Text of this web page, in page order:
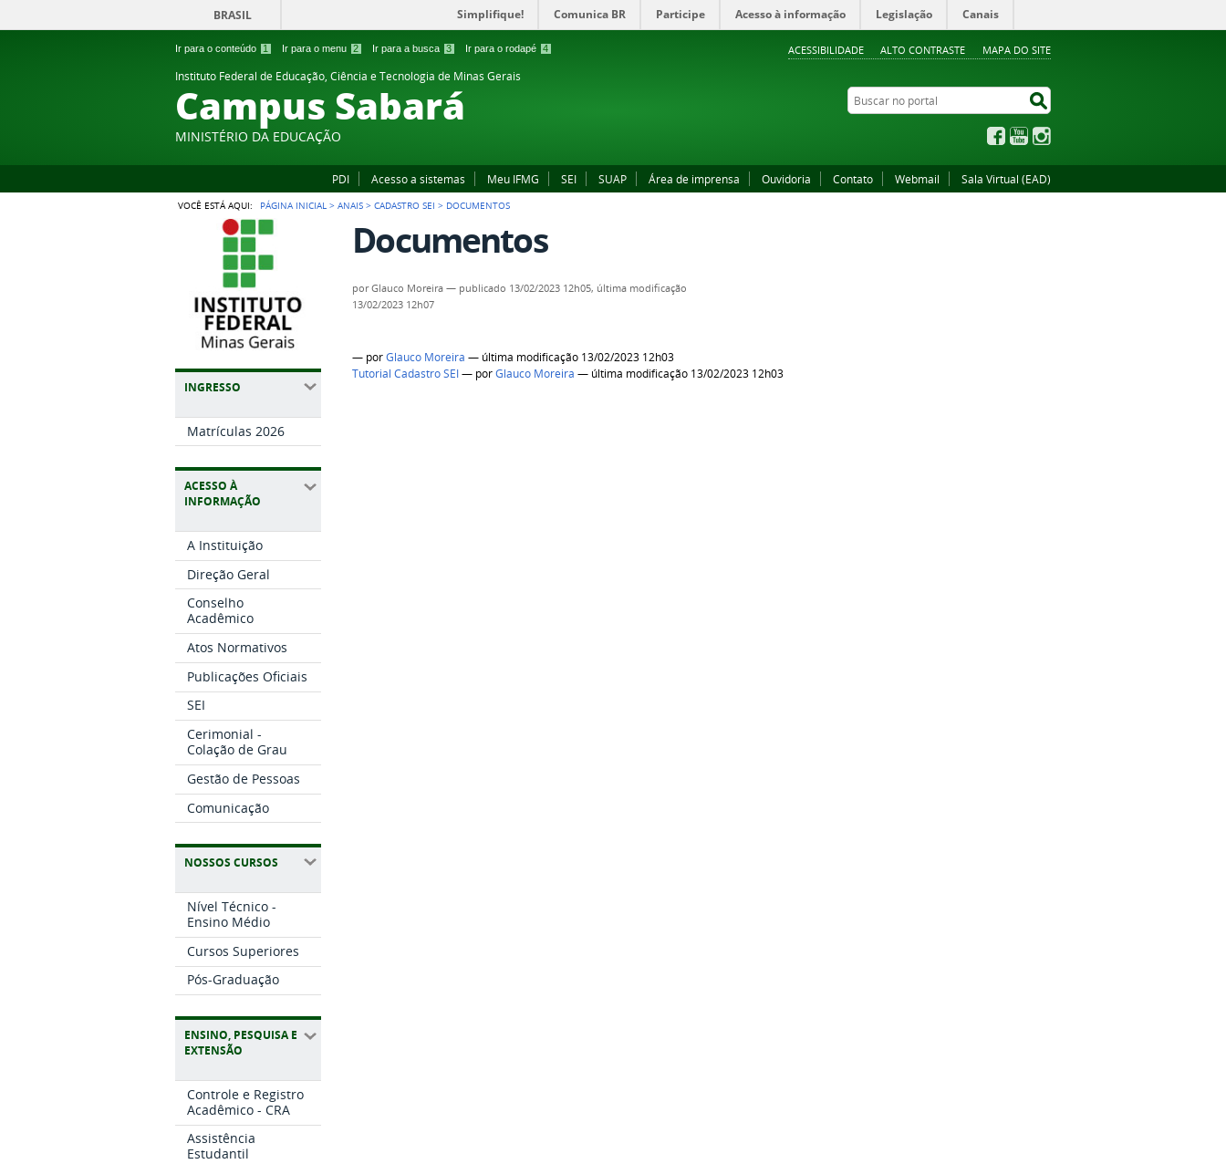
Ir para o conteúdo 1 Ir para o menu 2 Ir para a busca 3 Ir para o rodapé 4 ACESSIBILIDADE ALTO CONTRASTE MAPA DO SITE
BRASIL Simplifique! Comunica BR Participe Acesso à informação Legislação Canais
Instituto Federal de Educação, Ciência e Tecnologia de Minas Gerais
Campus Sabará
MINISTÉRIO DA EDUCAÇÃO
Buscar no portal
FacebookYouTube
PDI Acesso a sistemas Meu IFMG SEI SUAP Área de imprensa Ouvidoria Contato Webmail Sala Virtual (EAD)
VOCÊ ESTÁ AQUI: PÁGINA INICIAL >ANAIS >CADASTRO SEI > DOCUMENTOS
INGRESSO
Matrículas 2026
ACESSO À
INFORMAÇÃO
A Instituição
Direção Geral
Conselho
Acadêmico
Atos Normativos
Publicações Oficiais
SEI
Cerimonial -
Colação de Grau
Gestão de Pessoas
Comunicação
NOSSOS CURSOS
Nível Técnico -
Ensino Médio
Cursos Superiores
Pós-Graduação
ENSINO, PESQUISA E
EXTENSÃO
Controle e Registro
Acadêmico - CRA
Assistência
Estudantil
Documentos
porGlauco Moreira — publicado 13/02/2023 12h05, última modificação
13/02/2023 12h07
— porGlauco Moreira — última modificação 13/02/2023 12h03
Tutorial Cadastro SEI— porGlauco Moreira — última modificação 13/02/2023 12h03